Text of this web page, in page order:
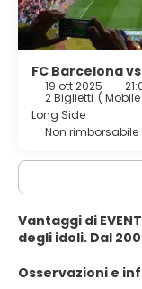
FC Barcelona
19 ott 2025
2 Biglietti (
Long Side
Non rimborsabile
Vantaggi di
degli idoli. Dal
Osservazioni e